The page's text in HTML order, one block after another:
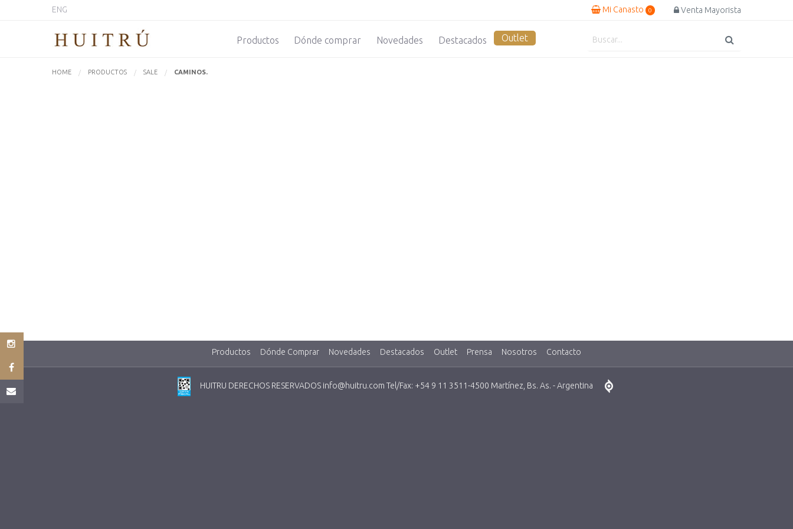
ENG Venta Mayorista
Mi Canasto 0
Productos Dónde comprar Novedades Destacados Outlet
HOME PRODUCTOS SALE ACTUALMENTE:
CAMINOS.
Productos Dónde Comprar Novedades Destacados Outlet Prensa Nosotros Contacto
HUITRU DERECHOS RESERVADOS info@huitru.com Tel/Fax: +54 9 11 3511-4500 Martínez, Bs. As. - Argentina